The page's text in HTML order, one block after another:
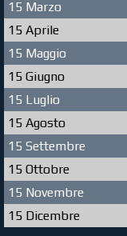
15 Marzo
15 Aprile
15 Maggio
15 Giugno
15 Luglio
15 Agosto
15 Settembre
15 Ottobre
15 Novembre
15 Dicembre